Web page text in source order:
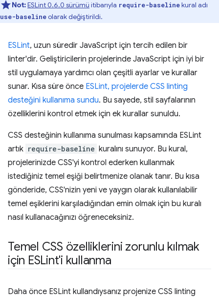
Not:ESLint 0.6.0 sürümü itibarıyla require-baselinekural adı
use-baselineolarak değiştirildi.
ESLint, uzun süredir JavaScript için tercih edilen bir
linter'dir. Geliştiricilerin projelerinde JavaScript için iyi bir
stil uygulamaya yardımcı olan çeşitli ayarlar ve kurallar
sunar. Kısa süre önce ESLint, projelerde CSS linting
desteğini kullanıma sundu. Bu sayede, stil sayfalarının
özelliklerini kontrol etmek için ek kurallar sunuldu.
CSS desteğinin kullanıma sunulması kapsamında ESLint
artık require-baseline kuralını sunuyor. Bu kural,
projelerinizde CSS'yi kontrol ederken kullanmak
istediğiniz temel eşiği belirtmenize olanak tanır. Bu kısa
gönderide, CSS'nizin yeni ve yaygın olarak kullanılabilir
temel eşiklerini karşıladığından emin olmak için bu kuralı
nasıl kullanacağınızı öğreneceksiniz.
Temel CSS özelliklerini zorunlu kılmak
için ESLint'i kullanma
Daha önce ESLint kullandıysanız projenize CSS linting